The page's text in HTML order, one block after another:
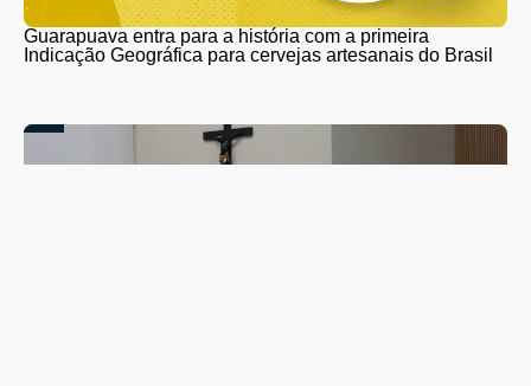
Guarapuava entra para a história com a primeira
Indicação Geográfica para cervejas artesanais do Brasil